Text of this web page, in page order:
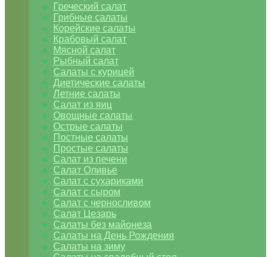
Греческий салат
Грибные салаты
Корейские салаты
Крабовый салат
Мясной салат
Рыбный салат
Салаты с курицей
Диетические салаты
Летние салаты
Салат из яиц
Овощные салаты
Острые салаты
Постные салаты
Простые салаты
Салат из печени
Салат Оливье
Салат с сухариками
Салат с сыром
Салат с черносливом
Салат Цезарь
Салаты без майонеза
Салаты на День Рождения
Салаты на зиму